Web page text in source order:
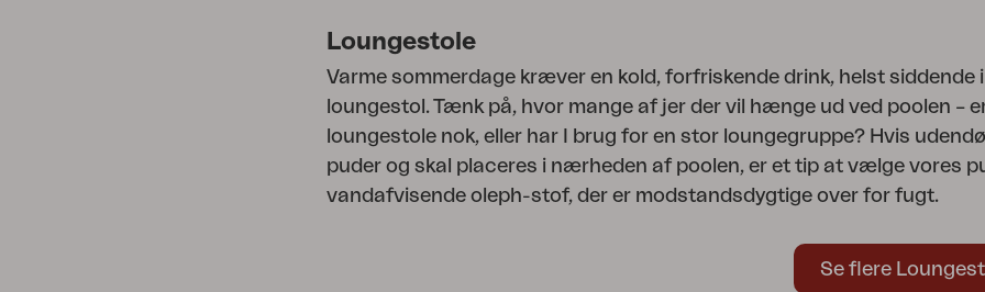
Loungestole
Varme sommerdage kræver en kold, forfriskende drink, helst siddende
loungestol. Tænk på, hvor mange af jer der vil hænge ud ved poolen –
loungestole nok, eller har I brug for en stor loungegruppe? Hvis
puder og skal placeres i nærheden af poolen, er et tip at vælge vores
vandafvisende oleph-stof, der er modstandsdygtige over for fugt.
Se flere